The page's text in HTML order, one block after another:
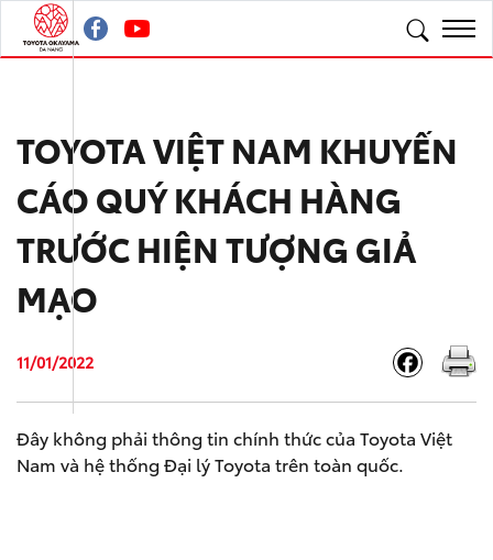
TOYOTA VIỆT NAM KHUYẾN
CÁO QUÝ KHÁCH HÀNG
TRƯỚC HIỆN TƯỢNG GIẢ
MẠO
11/01/2022
Đây không phải thông tin chính thức của Toyota Việt
Nam và hệ thống Đại lý Toyota trên toàn quốc.